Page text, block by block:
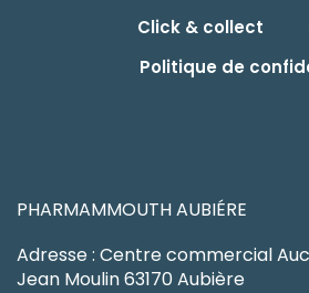
Click & collect
Politique de
PHARMAMMOUTH AUBIÉRE
Adresse : Centre commercial
Jean Moulin 63170 Aubière